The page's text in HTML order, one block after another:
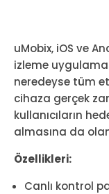
uMobix, iOS ve
izleme
neredeyse tüm
cihaza gerçek
kullanıcıların
almasına da
Özellikleri:
Canlı kontrol